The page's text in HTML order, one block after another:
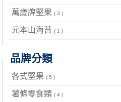
萬歲牌堅果 ( 3 )
元本山海苔 ( 1 )
品牌分類
各式堅果 ( 5 )
薯條零食類 ( 4 )